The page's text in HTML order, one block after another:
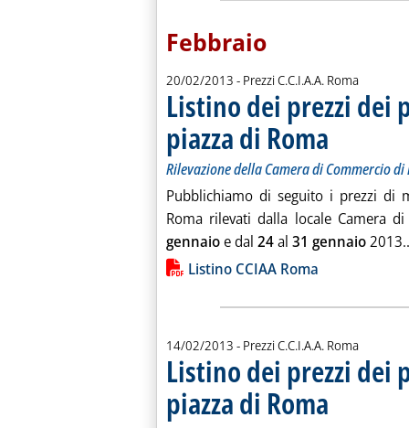
Febbraio
20/02/2013 - Prezzi C.C.I.A.A. Roma
Listino dei prezzi
piazza di Roma . Sottotitolo:
. Pubblicata
Rilevazione della Camera di Commercio di
Pubblichiamo di seguito i prezzi di
Roma rilevati dalla locale Camera
gennaioe dal 24al 31 gennaio
Lista allegati PDF alla notizia
Listino CCIAA Roma
14/02/2013 - Prezzi C.C.I.A.A. Roma
Listino dei prezzi
piazza di Roma . Sottotitolo:
. Pubblicata